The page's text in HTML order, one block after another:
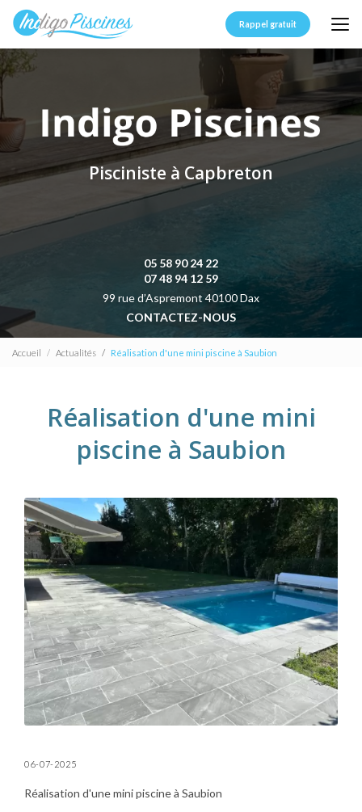
Aller
contenu
principal
Rappel gratuit
Pisciniste à Capbreton
05 58 90 24 22
07 48 94 12 59
99 rue d’Aspremont 40100 Dax
CONTACTEZ-NOUS
Accueil Actualités Réalisation d'une mini piscine à Saubion
Réalisation d'une mini
piscine à Saubion
06-07-2025
Réalisation d'une mini piscine à Saubion